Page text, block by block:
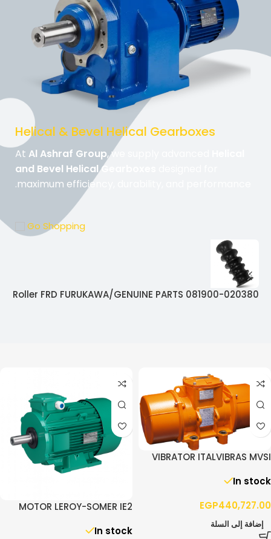
Helical & Bevel Helical Gearboxes
AtAl Ashraf Group, we supply advanced
and Bevel Helical Gearboxes
maximum efficiency, durability, and performance.
Go Shopping
VIBRATOR ITALVIBRAS MVSI
In stock
EGP440,727.00
إضافة إلى السلة
MOTOR LEROY-SOMER IE2
B3
In stock